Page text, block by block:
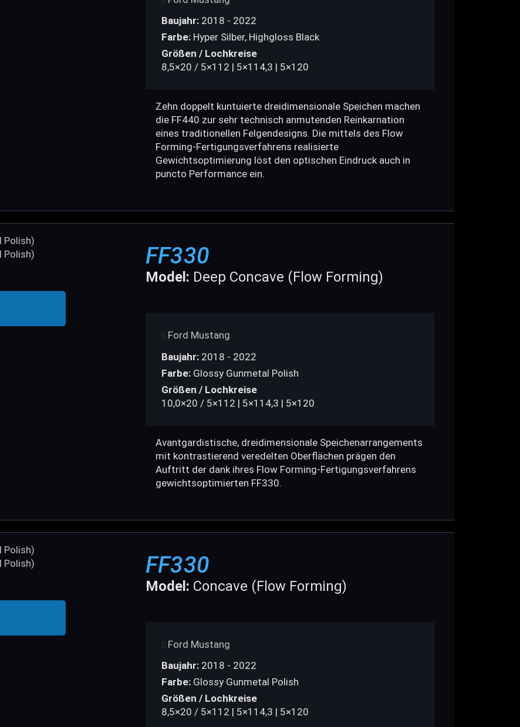
Baujahr: 2018 - 2022
Farbe: Hyper Silber, Highgloss Black
Größen / Lochkreise
8,5×20 / 5×112 | 5×114,3 | 5×120
Zehn doppelt kuntuierte dreidimensionale Speichen machen
die FF440 zur sehr technisch anmutenden Reinkarnation
eines traditionellen Felgendesigns. Die mittels des Flow
Forming-Fertigungsverfahrens realisierte
Gewichtsoptimierung löst den optischen Eindruck auch in
puncto Performance ein.
FF330
Model: Deep Concave (Flow Forming)
Ford Mustang
Baujahr: 2018 - 2022
Farbe: Glossy Gunmetal Polish
Größen / Lochkreise
10,0×20 / 5×112 | 5×114,3 | 5×120
Avantgardistische, dreidimensionale Speichenarrangements
mit kontrastierend veredelten Oberflächen prägen den
Auftritt der dank ihres Flow Forming-Fertigungsverfahrens
gewichtsoptimierten FF330.
FF330
Model: Concave (Flow Forming)
Ford Mustang
Baujahr: 2018 - 2022
Farbe: Glossy Gunmetal Polish
Größen / Lochkreise
8,5×20 / 5×112 | 5×114,3 | 5×120